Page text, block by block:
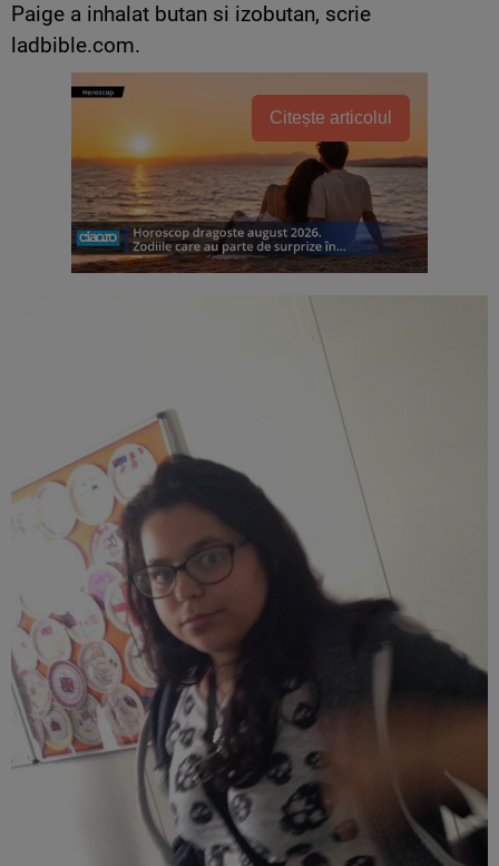
Paige a inhalat butan si izobutan, scrie
ladbible.com.
Citește articolul